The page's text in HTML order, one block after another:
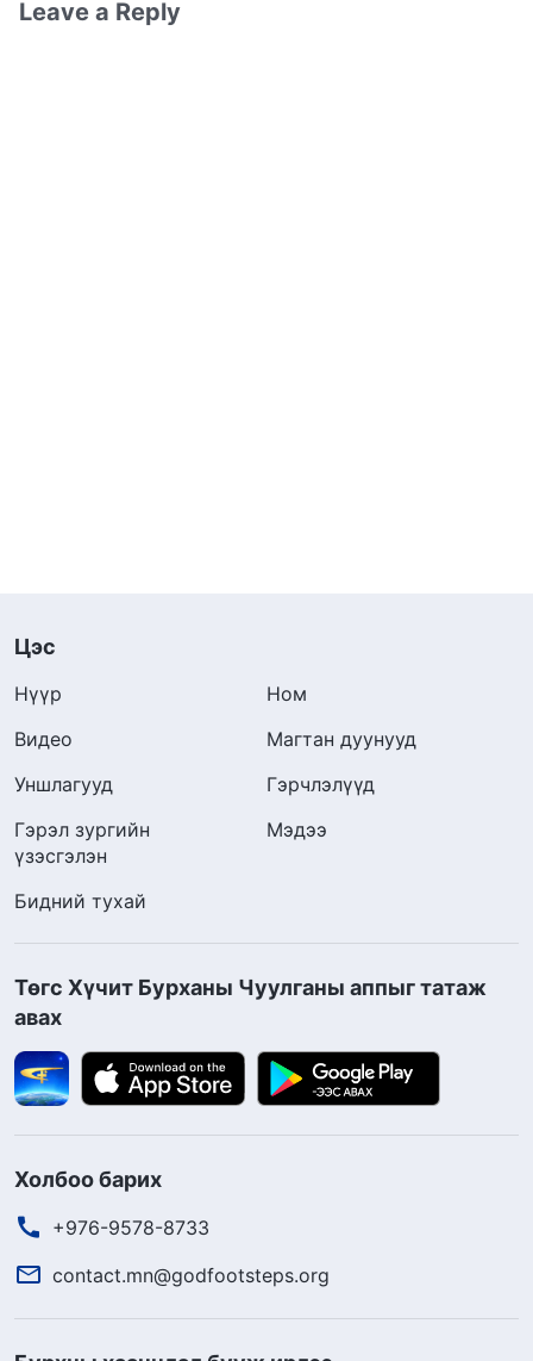
Leave a Reply
Цэс
Нүүр
Ном
Видео
Магтан дуунууд
Уншлагууд
Гэрчлэлүүд
Гэрэл зургийн
үзэсгэлэн
Мэдээ
Бидний тухай
Төгс Хүчит Бурханы Чуулганы аппыг татаж
авах
Холбоо барих
+976-9578-8733
contact.mn@godfootsteps.org